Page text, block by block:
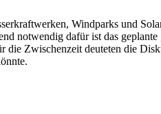
Windparks und
notwendig dafür ist das
Zwischenzeit deuteten die